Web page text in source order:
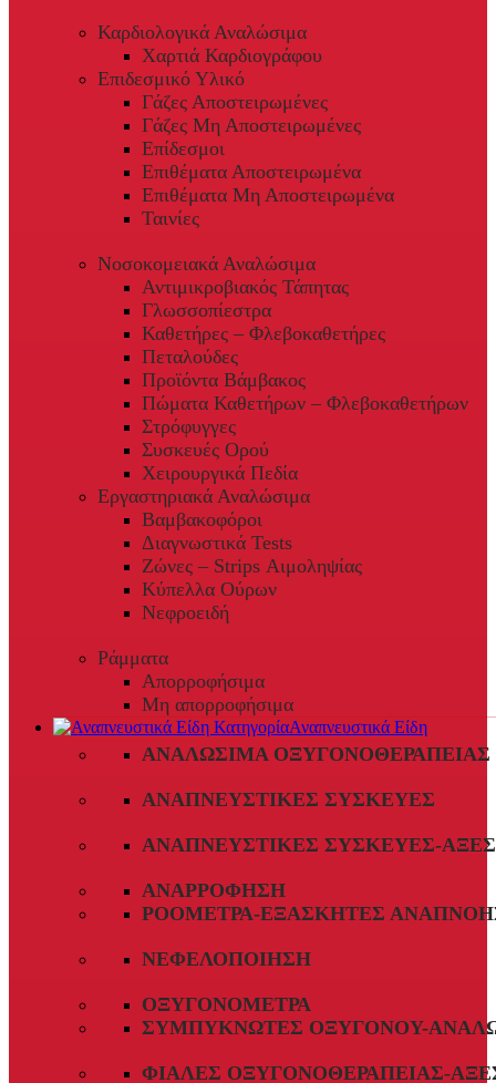
Καρδιολογικά Αναλώσιμα
Χαρτιά Καρδιογράφου
Επιδεσμικό Υλικό
Γάζες Αποστειρωμένες
Γάζες Μη Αποστειρωμένες
Επίδεσμοι
Επιθέματα Αποστειρωμένα
Επιθέματα Μη Αποστειρωμένα
Ταινίες
Νοσοκομειακά Αναλώσιμα
Αντιμικροβιακός Τάπητας
Γλωσσοπίεστρα
Καθετήρες – Φλεβοκαθετήρες
Πεταλούδες
Προϊόντα Βάμβακος
Πώματα Καθετήρων – Φλεβοκαθετήρων
Στρόφυγγες
Συσκευές Ορού
Χειρουργικά Πεδία
Εργαστηριακά Αναλώσιμα
Βαμβακοφόροι
Διαγνωστικά Tests
Ζώνες – Strips Αιμοληψίας
Κύπελλα Ούρων
Νεφροειδή
Ράμματα
Απορροφήσιμα
Μη απορροφήσιμα
Αναπνευστικά Είδη
ΑΝΑΛΏΣΙΜΑ ΟΞΥΓΟΝΟΘΕΡΑΠΕΊΑΣ
ΑΝΑΠΝΕΥΣΤΙΚΈΣ ΣΥΣΚΕΥΈΣ
ΑΝΑΠΝΕΥΣΤΙΚΈΣ ΣΥΣΚΕΥΈΣ-
ΑΝΑΡΡΌΦΗΣΗ
ΡΟΌΜΕΤΡΑ-ΕΞΑΣΚΗΤΈΣ
ΝΕΦΕΛΟΠΟΊΗΣΗ
ΟΞΥΓΟΝΌΜΕΤΡΑ
ΣΥΜΠΥΚΝΩΤΈΣ ΟΞΥΓΌΝΟΥ-
ΦΙΆΛΕΣ ΟΞΥΓΟΝΟΘΕΡΑΠΕΊΑΣ-